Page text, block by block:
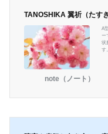
TANOSHIKA 翼祈（たす
A
ー
状
す
note（ノート）